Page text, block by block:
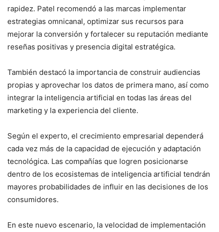
rapidez. Patel recomendó a las marcas implementar
estrategias omnicanal, optimizar sus recursos para
mejorar la conversión y fortalecer su reputación mediante
reseñas positivas y presencia digital estratégica.
También destacó la importancia de construir audiencias
propias y aprovechar los datos de primera mano, así como
integrar la inteligencia artificial en todas las áreas del
marketing y la experiencia del cliente.
Según el experto, el crecimiento empresarial dependerá
cada vez más de la capacidad de ejecución y adaptación
tecnológica. Las compañías que logren posicionarse
dentro de los ecosistemas de inteligencia artificial tendrán
mayores probabilidades de influir en las decisiones de los
consumidores.
En este nuevo escenario, la velocidad de implementación